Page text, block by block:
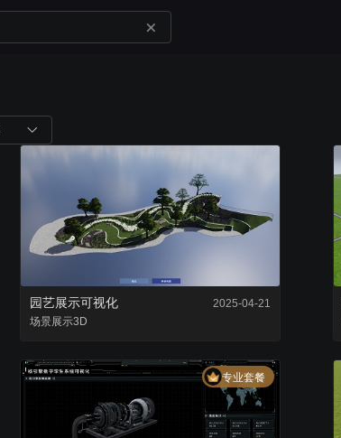
全免费离线部署环境
大屏演示APP
数据管家
零代码轻松完成数据接入和数据处理
园艺展示可视化
2025-04-21
场景展示3D
专业套餐